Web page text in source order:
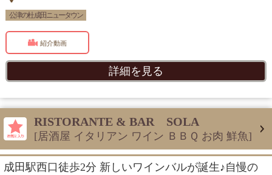
公津の杜 成田ニュータウン
紹介動画
詳細を見る
RISTORANTE & BAR SOLA
[居酒屋 イタリアン ワイン ＢＢＱ お肉 鮮魚]
成田駅西口徒歩2分 新しいワインバルが誕生♪自慢の